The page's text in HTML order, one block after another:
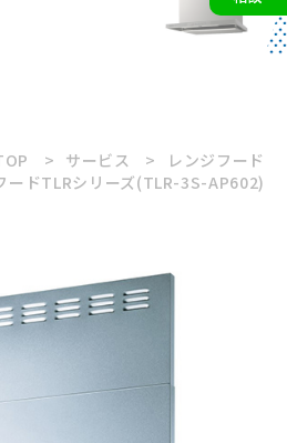
サービス
レンジフード
ードTLRシリーズ(TLR-3S-AP602)